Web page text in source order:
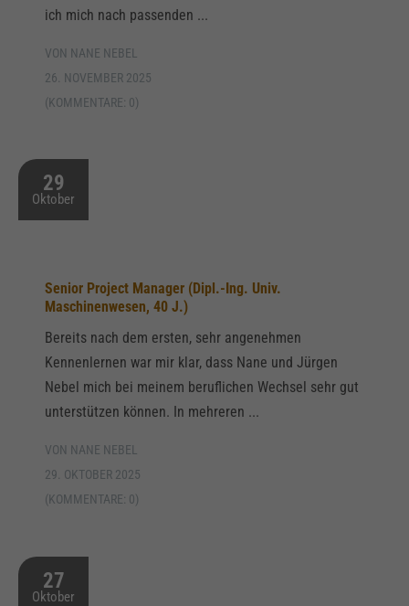
ich mich nach passenden ...
VON NANE NEBEL
26. NOVEMBER 2025
(KOMMENTARE: 0)
29
Oktober
Senior Project Manager (Dipl.-Ing. Univ.
Maschinenwesen, 40 J.)
Bereits nach dem ersten, sehr angenehmen
Kennenlernen war mir klar, dass Nane und Jürgen
Nebel mich bei meinem beruflichen Wechsel sehr gut
unterstützen können. In mehreren ...
VON NANE NEBEL
29. OKTOBER 2025
(KOMMENTARE: 0)
27
Oktober